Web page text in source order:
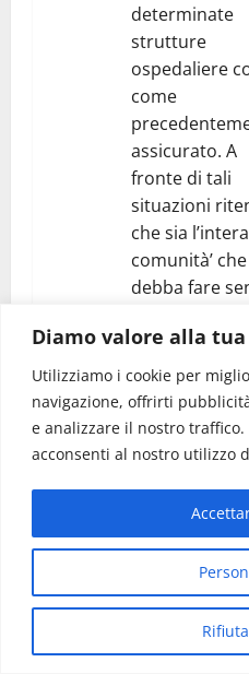
Diamo valore alla
Utilizziamo i cookie per
navigazione, offrirti
e analizzare il nostro traffico.
acconsenti al nostro utilizzo
determinate
strutture
ospedaliere
come
assicurato. A
fronte di tali
situazioni
che sia l’intera
comunità’ che
debba fare
con iniziative
isolate ma che
coinvolgano il
maggior
di persone. A
difficile che
possa
difficoltà’ ad
esporsi. E